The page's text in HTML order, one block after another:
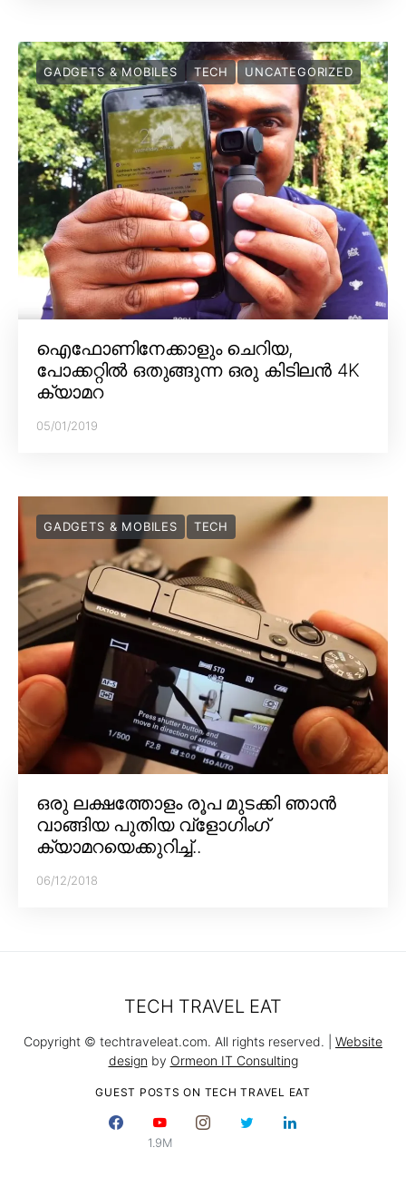
GADGETS & MOBILES TECH UNCATEGORIZED
ഐഫോണിനേക്കാളും ചെറിയ,
പോക്കറ്റിൽ ഒതുങ്ങുന്ന ഒരു കിടിലൻ 4K
ക്യാമറ
05/01/2019
GADGETS & MOBILES TECH
ഒരു ലക്ഷത്തോളം രൂപ മുടക്കി ഞാൻ
വാങ്ങിയ പുതിയ വ്‌ളോഗിംഗ്
ക്യാമറയെക്കുറിച്ച്..
06/12/2018
GUEST POSTS ON TECH TRAVEL EAT
1.9M
TECH TRAVEL EAT
Copyright © techtraveleat.com. All rights reserved. | Website
design by Ormeon IT Consulting